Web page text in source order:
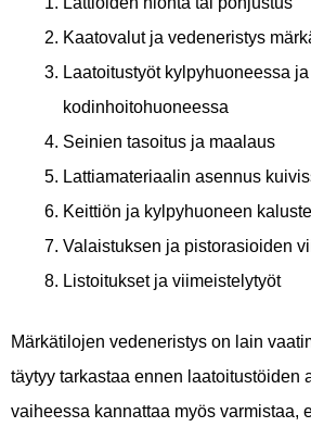
Kaatovalut ja vedeneristys
Laatoitustyöt kylpyhuoneessa
kodinhoitohuoneessa
Seinien tasoitus ja maalaus
Lattiamateriaalin asennus
Keittiön ja kylpyhuoneen
Valaistuksen ja pistorasioiden
Listoitukset ja viimeistelytyöt
Märkätilojen vedeneristys on lain
täytyy tarkastaa ennen laatoitustöiden
vaiheessa kannattaa myös varmistaa,